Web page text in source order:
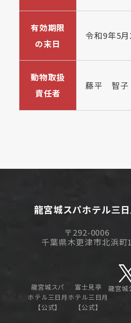
有効期限
の末日
令和9年5月
動物取扱
責任者
藤平 智子
龍宮城スパホテル三
〒292-0006
千葉県木更津市北浜町1
龍宮城スパ
ホテル三日月
【公式】
富士見亭
ホテル三日月
【公式】
龍宮城